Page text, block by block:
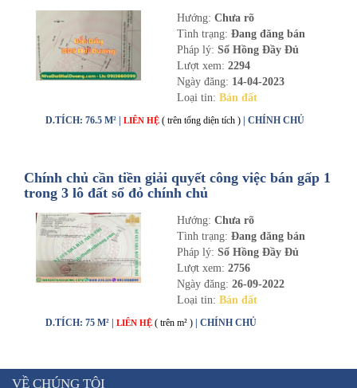
Hướng: Chưa rõ
Tình trạng: Đang đăng bán
Pháp lý: Sổ Hồng Đầy Đủ
Lượt xem: 2294
Ngày đăng: 14-04-2023
Loại tin: Bán đất
D.TÍCH: 76.5 M² | LIÊN HỆ ( trên tổng diện tích ) | CHÍNH CHỦ
Chính chủ cần tiền giải quyết công việc bán gấp 1
trong 3 lô đất sổ đỏ chính chủ
Hướng: Chưa rõ
Tình trạng: Đang đăng bán
Pháp lý: Sổ Hồng Đầy Đủ
Lượt xem: 2756
Ngày đăng: 26-09-2022
Loại tin: Bán đất
D.TÍCH: 75 M² | LIÊN HỆ ( trên m² ) | CHÍNH CHỦ
VỀ CHÚNG TÔI